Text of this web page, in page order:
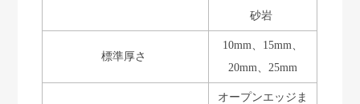
砂岩
標準厚さ
10mm、15mm、
20mm、25mm
オープンエッジま